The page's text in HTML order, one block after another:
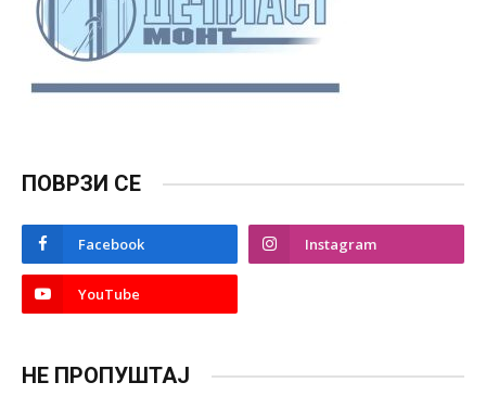
ПОВРЗИ СЕ
Facebook Instagram
YouTube
НЕ ПРОПУШТАЈ